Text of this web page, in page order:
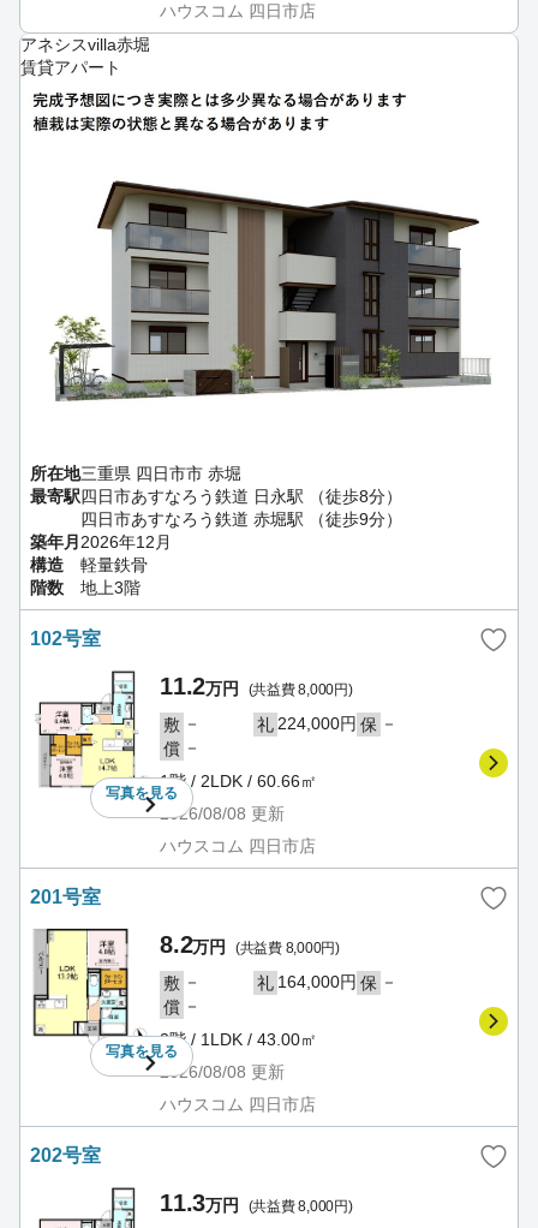
ハウスコム 四日市店
アネシスvilla赤堀
賃貸アパート
所在地三重県 四日市市 赤堀
最寄駅四日市あすなろう鉄道 日永駅 （徒歩8分）
四日市あすなろう鉄道 赤堀駅 （徒歩9分）
築年月2026年12月
構造
軽量鉄骨
階数
地上3階
102号室
写真を見る
11.2万円 (共益費 8,000円)
敷 － 礼 224,000円 保 －
償 －
1階 / 2LDK / 60.66㎡
2026/08/08 更新
ハウスコム 四日市店
201号室
写真を見る
8.2万円 (共益費 8,000円)
敷 － 礼 164,000円 保 －
償 －
2階 / 1LDK / 43.00㎡
2026/08/08 更新
ハウスコム 四日市店
202号室
11.3万円 (共益費 8,000円)